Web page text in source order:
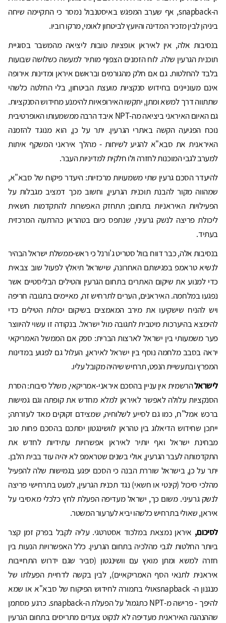
ה-snapback, אף שערב המפגש באיסטנבול נמסר כי התקיימה שיחה
ביניהן לבין מזכיר המדינה והיועץ לביטחון לאומי, מרקו רוביו.
בנסיבות אלה, אין לאיראן אופציות טובות ליציאה מהמשבר בסוגיית
תוכנית הגרעין שלה. לוח הזמנים הצפוף מותיר למעשה כשלושה שבועות
בלבד להחלטות. גם אם חלק מהגורמים ובראשם איראן ומדינות אירופה
אינם מעוניינים בחידוש סנקציות מועצת הביטחון, בלי החלטה כלשהי
שתתווה דרך למשא ומתן, יתקשו האירופאיות להימנע מחידוש הסנקציות.
גם האיום האיראני ביציאה מה-NPT איבד הרבה ממשמעותו האופרטיבית
נוכח הפגיעה הקשה באתרי הגרעין. יתר על כן, הוא מנוגד להזמנה
האיראנית את סבא"א להגיע לשיחות - מהלך איראני המשקף איתות
למערב לגבי המוכנות לחזרה ולו חלקית למדיניות העבר.
להיעדר הסכם גרעין שתי משמעויות מרכזיות: היעדר פיקוח של סבא"א,
שמהווה מקור להבנת תוכנית הגרעין, וחשוב מכך דמציב מגבלות על
הפעילויות האיראניות בתחום; תתחזק האפשרות להתקדמות חשאית
ליכולת פריצה לנשק גרעיני, שנתפס כיום בטהראן כהרתעה המרכזית
בעתיד.
בנסיבות אלה, כבר דווח בוול סטריט ג'ורנל כי ראש-ממשלת ישראל הבהיר
לנשיא טראמפ בפגישתם האחרונה, שישראל תיאלץ לפעול שוב צבאית
כדי למנוע את שיקום האתרים בתחום הגרעין והטילים הבליסטיים אשר
נפגעו במלחמה. האיראנים, הערים לתרחיש זה, מאיימים בתגובה חריפה
ויש להניח שישקיעו את מירב המאמצים בשיקום יכולות הטילים כדי
להימצא בהיערכות מיטבית לתגובה מול ישראל. בנקודה זו עשוי להיווצר
פער משמעותי בין ישראל לארצות הברית: ספק אם הממשל האמריקאי
יראה בסבב מלחמה נוסף בין ישראל לאיראן, העלול גם לפגוע במדינות
המפרץ ובתעשיית הנפט, תרחיש שיהיה מקובל עליו.
לישראלהרשמית אין עניין בהסכם איראני-אמריקאי, משלל סיבות: הסרת
הסנקציות עלולה לאפשר לאיראן למלא מחדש את קופתה וגם גמישות
ברכש אמל"ח, כמו גם לסייע לשלוחיה, שמצידם זקוקים מאד לעזרתה;
ייתכן שחידוש הדיאלוג בין טהראן לוושינגטון יסתכם בהסכם פחות טוב
מבחינת ישראל ואף יותיר לאיראן אפשרויות עתידיות לחדש את
התקדמותה לעבר הגרעין, אולי בשנים שטראמפ לא יהיה עוד בבית הלבן.
יתר על כן, בישראל שוררת הבנה כי הסכם יפגע בגמישות שלה להפעיל
מהלכי סיכול (קינטי או חשאי) נגד תכנית הגרעין, למעט בתרחישי פריצה
לנשק גרעיני. משום כך, ישראל מעדיפה הפעלת לחץ כלכלי מאסיבי על
איראן, שאולי בתרחיש כלשהו יביא לערעור המשטר.
לסיכום, איראן נמצאת במלכוד אסטרטגי. עליה לקבל בפרק זמן קצר
ביותר החלטות לגבי מהלכיה בתחום הגרעין. כלל האפשרויות הנעות בין
חזרה למשא ומתן מואץ עם וושינגטון (סביר שגם ידרוש התחייבות
איראנית לתנאי הסף האמריקאיים), לבין בקשה לדחיית הפעלתו של
מנגנון ה- snapbackאולי בתמורה לחידוש הפיקוח של סבא"א או שמא
להיפך - פרישה מ-NPT כתגמול על הפעלת ה-snapback. כרגע מסתמן
שההנהגה האיראנית מעדיפה לא לנקוט צעדים מתריסים בתחום הגרעין